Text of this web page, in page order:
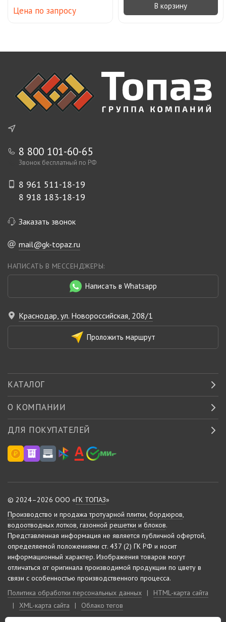
Цена по запросу В корзину
8 800 101-60-65
Звонок бесплатный по РФ
8 961 511-18-19
8 918 183-18-19
Заказать звонок
mail@gk-topaz.ru
НАПИСАТЬ В МЕССЕНДЖЕРЫ:
Написать в Whatsapp
Краснодар, ул. Новороссийская, 208/1
Проложить маршрут
КАТАЛОГ
О КОМПАНИИ
ДЛЯ ПОКУПАТЕЛЕЙ
© 2024–2026 ООО «ГК ТОПАЗ»
Производство и продажа тротуарной плитки, бордюров,
водоотводных лотков, газонной решетки и блоков.
Представленная информация не является публичной офертой,
определяемой положениями ст. 437 (2) ГК РФ и носит
информационный характер. Изображения товаров могут
отличаться от оригинала производимой продукции по цвету в
связи с особенностью производственного процесса.
Политика обработки персональных данных
|
HTML-карта сайта
|
XML-карта сайта | Облако тегов